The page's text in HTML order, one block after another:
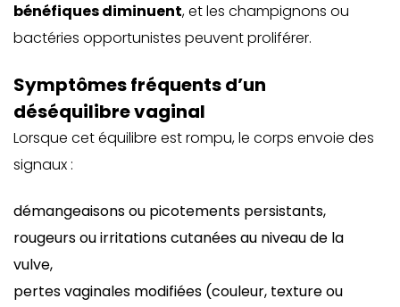
bénéfiques diminuent, et les champignons ou
bactéries opportunistes peuvent proliférer.
Symptômes fréquents d’un
déséquilibre vaginal
Lorsque cet équilibre est rompu, le corps envoie des
signaux :
démangeaisons ou picotements persistants,
rougeurs ou irritations cutanées au niveau de la
vulve,
pertes vaginales modifiées (couleur, texture ou